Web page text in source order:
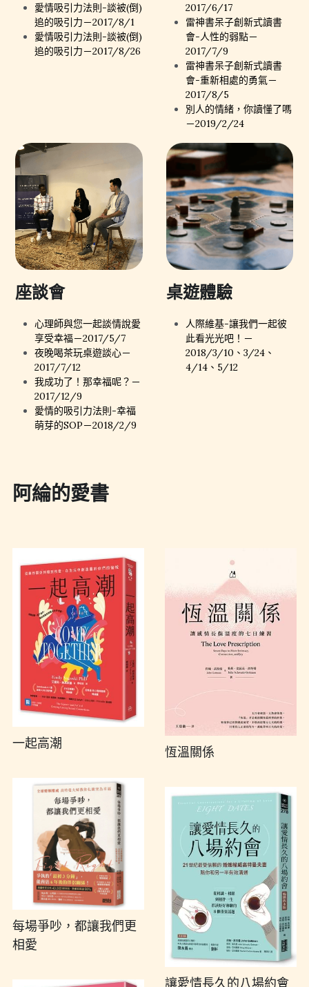
愛情吸引力法則-談被(倒)
追的吸引力－2017/8/1
愛情吸引力法則-談被(倒)
追的吸引力－2017/8/26
2017/6/17
雷神書呆子創新式讀書
會-人性的弱點－
2017/7/9
雷神書呆子創新式讀書
會-重新相處的勇氣－
2017/8/5
別人的情緒，你讀懂了嗎
－2019/2/24
座談會
心理師與您一起談情說愛
享受幸福－2017/5/7
夜晚喝茶玩桌遊談心－
2017/7/12
我成功了！那幸福呢？－
2017/12/9
愛情的吸引力法則-幸福
萌芽的SOP－2018/2/9
桌遊體驗
人際維基-讓我們一起彼
此看光光吧！－
2018/3/10、3/24、
4/14、5/12
阿綸的愛書
一起高潮
每場爭吵，都讓我們更
相愛
恆溫關係
讓愛情長久的八場約會